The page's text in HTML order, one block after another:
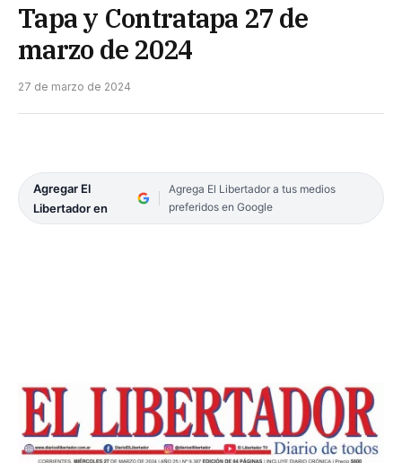
Tapa y Contratapa 27 de
marzo de 2024
27 de marzo de 2024
Agregar El
Libertador en
Agrega El Libertador a tus medios
preferidos en Google